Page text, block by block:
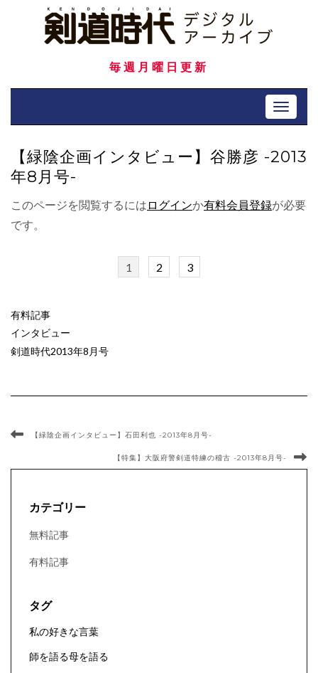
毎週月曜日更新
Toggle
【緑陰企画インタビュー】谷勝彦 -2013
年8月号-
このページを閲覧するには ログインか有料会員登録が必要
です。
1 2 3
有料記事
インタビュー
剣道時代2013年8月号
【緑陰企画インタビュー】石田利也 -2013年8月号-
【特集】大阪府警剣道特練の稽古 -2013年8月号-
カテゴリー
無料記事
有料記事
タグ
私の好きな言葉
師を語る母を語る